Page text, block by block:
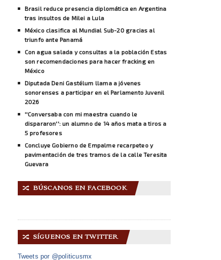
Brasil reduce presencia diplomática en Argentina
tras insultos de Milei a Lula
México clasifica al Mundial Sub-20 gracias al
triunfo ante Panamá
Con agua salada y consultas a la población Estas
son recomendaciones para hacer fracking en
México
Diputada Deni Gastélum llama a jóvenes
sonorenses a participar en el Parlamento Juvenil
2026
''Conversaba con mi maestra cuando le
dispararon'': un alumno de 14 años mata a tiros a
5 profesores
Concluye Gobierno de Empalme recarpeteo y
pavimentación de tres tramos de la calle Teresita
Guevara
🔀 BÚSCANOS EN FACEBOOK
🔀 SÍGUENOS EN TWITTER
Tweets por @politicusmx